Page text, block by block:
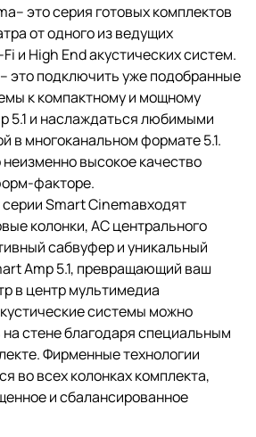
это серия готовых комплектов
от одного из ведущих
и High End акустических систем.
это подключить уже подобранные
к компактному и мощному
5.1 и наслаждаться любимыми
в многоканальном формате 5.1.
высокое качество
факторе.
Smart Cinemaвходят
колонки, АС центрального
сабвуфер и уникальный
Amp 5.1, превращающий ваш
в центр мультимедиа
системы можно
стене благодаря специальным
Фирменные технологии
во всех колонках комплекта,
и сбалансированное